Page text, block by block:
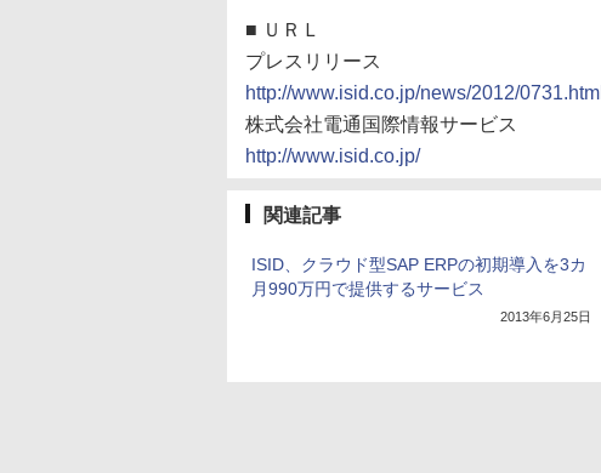
■ ＵＲＬ
プレスリリース
http://www.isid.co.jp/news/2012/0731.html
株式会社電通国際情報サービス
http://www.isid.co.jp/
関連記事
ISID、クラウド型SAP ERPの初期導入を3カ
月990万円で提供するサービス
2013年6月25日